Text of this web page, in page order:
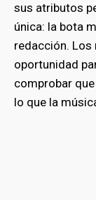
sus atributos
única: la bota
redacción.
oportunidad
comprobar
lo que la